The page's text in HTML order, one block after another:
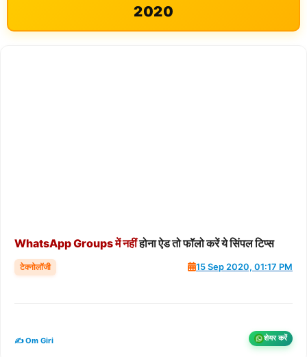
2020
WhatsAppGroupsमेंनहींहोना ऐड तो फॉलो करें ये सिंपल टिप्स
टेक्नोलॉजी 15 Sep 2020, 01:17 PM
✍️ Om Giri शेयर करें